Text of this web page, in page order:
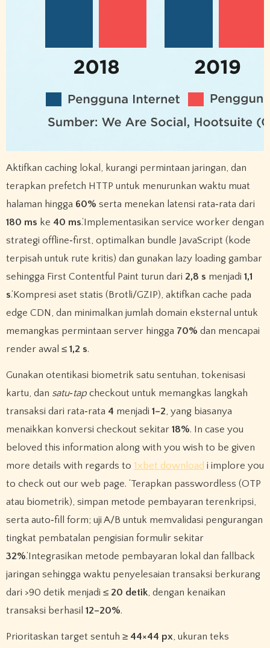
Aktifkan caching lokal, kurangi permintaan jaringan, dan
terapkan prefetch HTTP untuk menurunkan waktu muat
halaman hingga 60% serta menekan latensi rata‑rata dari
180 ms ke 40 ms.‘Implementasikan service worker dengan
strategi offline‑first, optimalkan bundle JavaScript (kode
terpisah untuk rute kritis) dan gunakan lazy loading gambar
sehingga First Contentful Paint turun dari 2,8 s menjadi 1,1
s.‘Kompresi aset statis (Brotli/GZIP), aktifkan cache pada
edge CDN, dan minimalkan jumlah domain eksternal untuk
memangkas permintaan server hingga 70% dan mencapai
render awal ≤ 1,2 s.
Gunakan otentikasi biometrik satu sentuhan, tokenisasi
kartu, dan satu‑tapcheckout untuk memangkas langkah
transaksi dari rata‑rata 4 menjadi 1–2, yang biasanya
menaikkan konversi checkout sekitar 18%. In case you
beloved this information along with you wish to be given
more details with regards to 1xbet download i implore you
to check out our web page. ‘Terapkan passwordless (OTP
atau biometrik), simpan metode pembayaran terenkripsi,
serta auto‑fill form; uji A/B untuk memvalidasi pengurangan
tingkat pembatalan pengisian formulir sekitar
32%.‘Integrasikan metode pembayaran lokal dan fallback
jaringan sehingga waktu penyelesaian transaksi berkurang
dari >90 detik menjadi ≤ 20 detik, dengan kenaikan
transaksi berhasil 12–20%.
Prioritaskan target sentuh ≥ 44×44 px, ukuran teks